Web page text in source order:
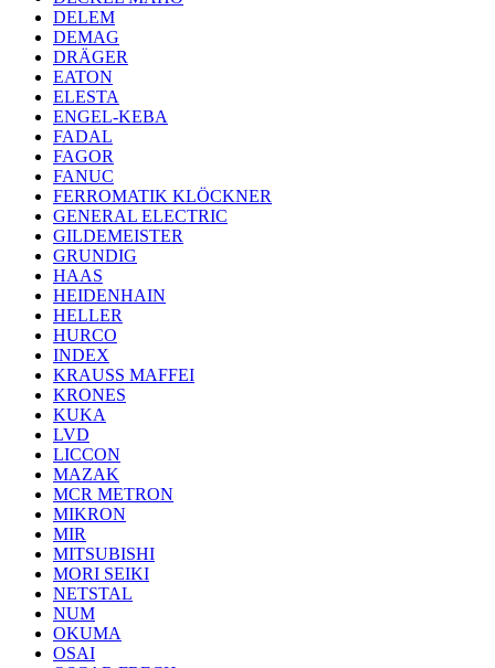
DELEM
DEMAG
DRÄGER
EATON
ELESTA
ENGEL-KEBA
FADAL
FAGOR
FANUC
FERROMATIK KLÖCKNER
GENERAL ELECTRIC
GILDEMEISTER
GRUNDIG
HAAS
HEIDENHAIN
HELLER
HURCO
INDEX
KRAUSS MAFFEI
KRONES
KUKA
LVD
LICCON
MAZAK
MCR METRON
MIKRON
MIR
MITSUBISHI
MORI SEIKI
NETSTAL
NUM
OKUMA
OSAI